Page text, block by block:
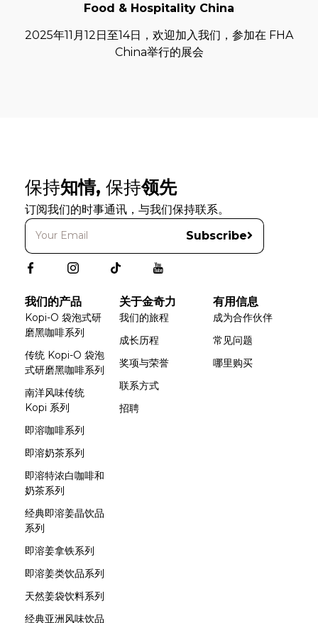
Food & Hospitality China
2025年11月12日至14日，欢迎加入我们，参加在 FHA
China举行的展会
保持知情, 保持领先
订阅我们的时事通讯，与我们保持联系。
Subscribe
我们的产品
Kopi-O 袋泡式研
磨黑咖啡系列
传统 Kopi-O 袋泡
式研磨黑咖啡系列
南洋风味传统
Kopi 系列
即溶咖啡系列
即溶奶茶系列
即溶特浓白咖啡和
奶茶系列
经典即溶姜晶饮品
系列
即溶姜拿铁系列
即溶姜类饮品系列
天然姜袋饮料系列
经典亚洲风味饮品
关于金奇力
我们的旅程
成长历程
奖项与荣誉
联系方式
招聘
有用信息
成为合作伙伴
常见问题
哪里购买